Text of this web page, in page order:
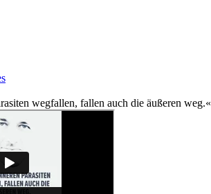
wegfallen, fallen auch die äußeren weg.«